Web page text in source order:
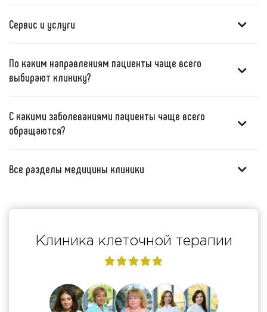
Сервис и услуги
По каким направлениям пациенты чаще всего
выбирают клинику?
С какими заболеваниями пациенты чаще всего
обращаются?
Все разделы медицины клиники
Клиника клеточной терапии
5,0